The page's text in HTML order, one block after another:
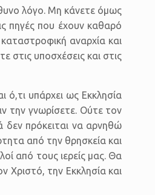
λόγο. Μη κάνετε όμως
πηγές που έχουν καθαρό
αναρχία και
υποσχέσεις και στις
υπάρχει ως Εκκλησία
την γνωρίσετε. Ούτε τον
δεν πρόκειται να αρνηθώ
από την θρησκεία και
από τους ιερείς μας. Θα
Χριστό, την Εκκλησία και